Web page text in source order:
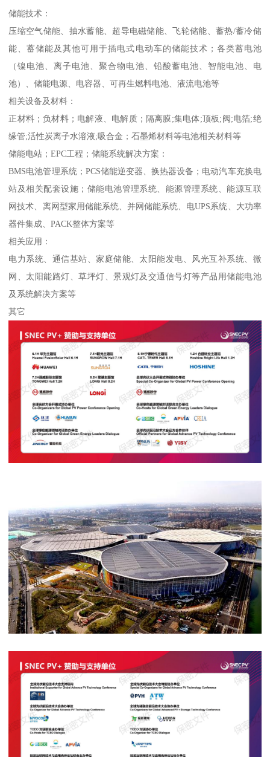
储能技术：
压缩空气储能、抽水蓄能、超导电磁储能、飞轮储能、蓄热/蓄冷储
能、蓄储能及其他可用于插电式电动车的储能技术；各类蓄电池
（镍电池、离子电池、聚合物电池、铅酸蓄电池、智能电池、电
池）、储能电源、电容器、可再生燃料电池、液流电池等
相关设备及材料：
正材料；负材料；电解液、电解质；隔离膜;集电体;顶板;阀;电箔;绝
缘管;活性炭离子水溶液;吸合金；石墨烯材料等电池相关材料等
储能电站；EPC工程；储能系统解决方案：
BMS电池管理系统；PCS储能逆变器、换热器设备；电动汽车充换电
站及相关配套设施；储能电池管理系统、能源管理系统、能源互联
网技术、离网型家用储能系统、并网储能系统、电UPS系统、大功率
器件集成、PACK整体方案等
相关应用：
电力系统、通信基站、家庭储能、太阳能发电、风光互补系统、微
网、太阳能路灯、草坪灯、景观灯及交通信号灯等产品用储能电池
及系统解决方案等
其它